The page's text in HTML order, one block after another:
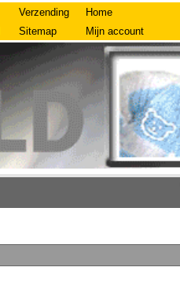
Verzending
Sitemap
Home
Mijn account